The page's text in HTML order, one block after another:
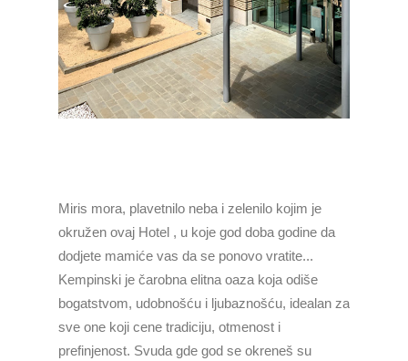
Miris mora, plavetnilo neba i zelenilo kojim je
okružen ovaj Hotel , u koje god doba godine da
dodjete mamiće vas da se ponovo vratite...
Kempinski je čarobna elitna oaza koja odiše
bogatstvom, udobnošću i ljubaznošću, idealan za
sve one koji cene tradiciju, otmenost i
prefinjenost. Svuda gde god se okreneš su